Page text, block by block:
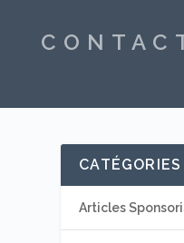
CATÉGORIES
Articles